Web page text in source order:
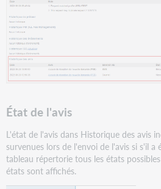
État de l'avis
L'état de l'avis dans Historique des avis
survenues lors de l'envoi de l'avis si s'il a
tableau répertorie tous les états
états sont affichés.